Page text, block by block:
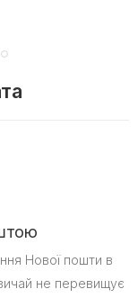
Нової пошти в
не перевищує